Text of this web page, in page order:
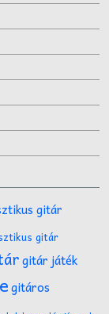
gitár
gitár
gitár játék
gitáros